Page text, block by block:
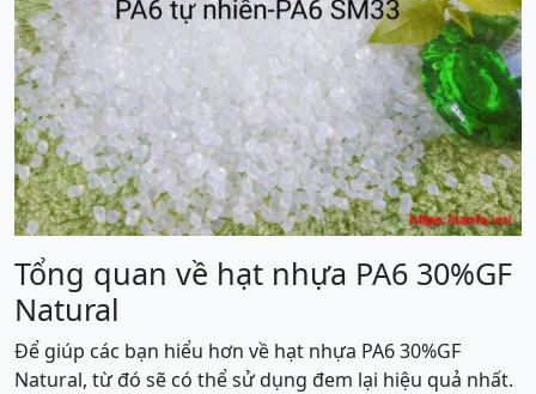
Tổng quan về hạt nhựa PA6 30%GF
Natural
Để giúp các bạn hiểu hơn về hạt nhựa PA6 30%GF
Natural, từ đó sẽ có thể sử dụng đem lại hiệu quả nhất.